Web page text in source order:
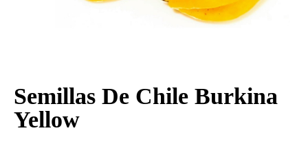
Semillas De Chile Burkina
Yellow